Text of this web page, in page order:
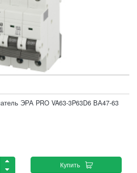
ЭРА PRO VA63-3P63D6 ВА47-63
Купить